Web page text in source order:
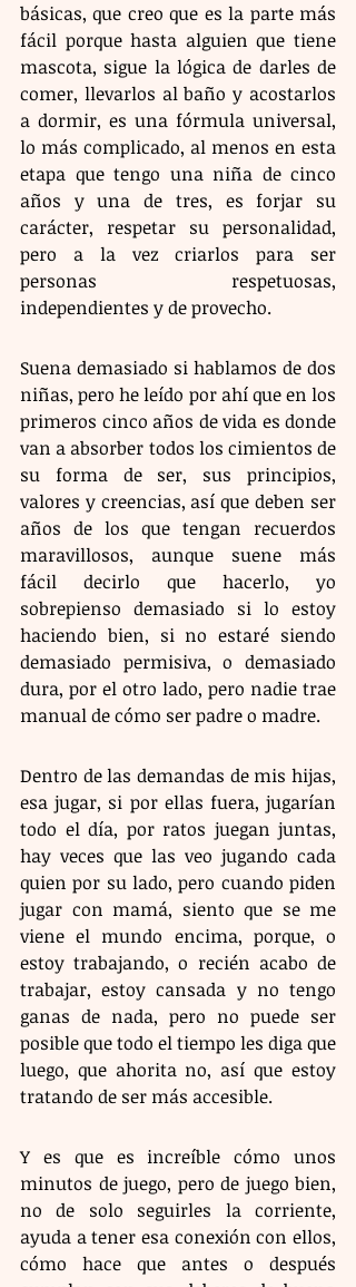
básicas, que creo que es la parte más
fácil porque hasta alguien que tiene
mascota, sigue la lógica de darles de
comer, llevarlos al baño y acostarlos
a dormir, es una fórmula universal,
lo más complicado, al menos en esta
etapa que tengo una niña de cinco
años y una de tres, es forjar su
carácter, respetar su personalidad,
pero a la vez criarlos para ser
personas respetuosas,
independientes y de provecho.
Suena demasiado si hablamos de dos
niñas, pero he leído por ahí que en los
primeros cinco años de vida es donde
van a absorber todos los cimientos de
su forma de ser, sus principios,
valores y creencias, así que deben ser
años de los que tengan recuerdos
maravillosos, aunque suene más
fácil decirlo que hacerlo, yo
sobrepienso demasiado si lo estoy
haciendo bien, si no estaré siendo
demasiado permisiva, o demasiado
dura, por el otro lado, pero nadie trae
manual de cómo ser padre o madre.
Dentro de las demandas de mis hijas,
esa jugar, si por ellas fuera, jugarían
todo el día, por ratos juegan juntas,
hay veces que las veo jugando cada
quien por su lado, pero cuando piden
jugar con mamá, siento que se me
viene el mundo encima, porque, o
estoy trabajando, o recién acabo de
trabajar, estoy cansada y no tengo
ganas de nada, pero no puede ser
posible que todo el tiempo les diga que
luego, que ahorita no, así que estoy
tratando de ser más accesible.
Y es que es increíble cómo unos
minutos de juego, pero de juego bien,
no de solo seguirles la corriente,
ayuda a tener esa conexión con ellos,
cómo hace que antes o después